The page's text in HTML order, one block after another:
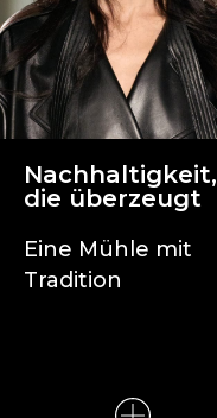
Nachhaltigkeit,
die überzeugt
Eine Mühle mit
Tradition